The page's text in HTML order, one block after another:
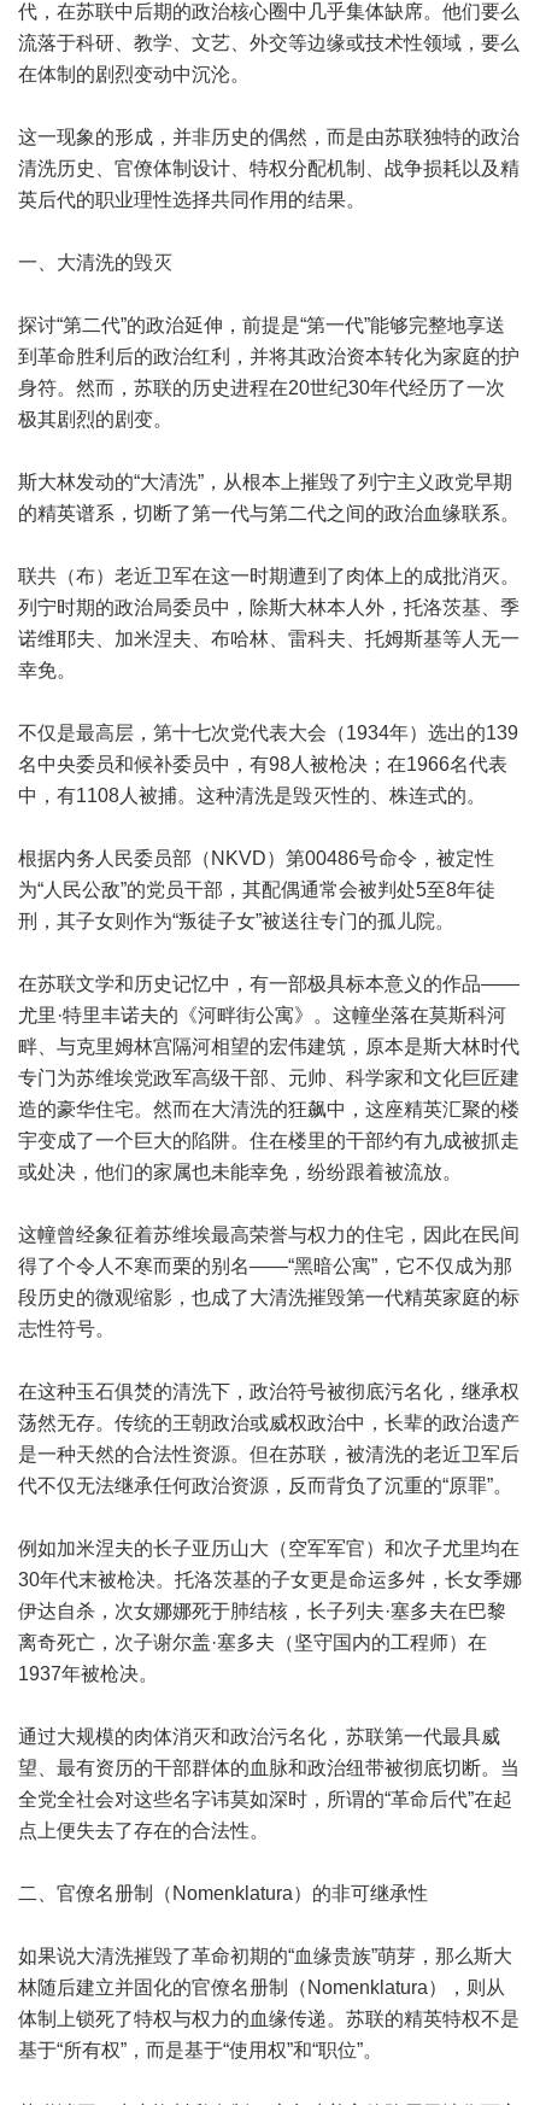
代，在苏联中后期的政治核心圈中几乎集体缺席。他们要么
流落于科研、教学、文艺、外交等边缘或技术性领域，要么
在体制的剧烈变动中沉沦。
这一现象的形成，并非历史的偶然，而是由苏联独特的政治
清洗历史、官僚体制设计、特权分配机制、战争损耗以及精
英后代的职业理性选择共同作用的结果。
一、大清洗的毁灭
探讨“第二代”的政治延伸，前提是“第一代”能够完整地享送
到革命胜利后的政治红利，并将其政治资本转化为家庭的护
身符。然而，苏联的历史进程在20世纪30年代经历了一次
极其剧烈的剧变。
斯大林发动的“大清洗”，从根本上摧毁了列宁主义政党早期
的精英谱系，切断了第一代与第二代之间的政治血缘联系。
联共（布）老近卫军在这一时期遭到了肉体上的成批消灭。
列宁时期的政治局委员中，除斯大林本人外，托洛茨基、季
诺维耶夫、加米涅夫、布哈林、雷科夫、托姆斯基等人无一
幸免。
不仅是最高层，第十七次党代表大会（1934年）选出的139
名中央委员和候补委员中，有98人被枪决；在1966名代表
中，有1108人被捕。这种清洗是毁灭性的、株连式的。
根据内务人民委员部（NKVD）第00486号命令，被定性
为“人民公敌”的党员干部，其配偶通常会被判处5至8年徒
刑，其子女则作为“叛徒子女”被送往专门的孤儿院。
在苏联文学和历史记忆中，有一部极具标本意义的作品——
尤里·特里丰诺夫的《河畔街公寓》。这幢坐落在莫斯科河
畔、与克里姆林宫隔河相望的宏伟建筑，原本是斯大林时代
专门为苏维埃党政军高级干部、元帅、科学家和文化巨匠建
造的豪华住宅。然而在大清洗的狂飙中，这座精英汇聚的楼
宇变成了一个巨大的陷阱。住在楼里的干部约有九成被抓走
或处决，他们的家属也未能幸免，纷纷跟着被流放。
这幢曾经象征着苏维埃最高荣誉与权力的住宅，因此在民间
得了个令人不寒而栗的别名——“黑暗公寓”，它不仅成为那
段历史的微观缩影，也成了大清洗摧毁第一代精英家庭的标
志性符号。
在这种玉石俱焚的清洗下，政治符号被彻底污名化，继承权
荡然无存。传统的王朝政治或威权政治中，长辈的政治遗产
是一种天然的合法性资源。但在苏联，被清洗的老近卫军后
代不仅无法继承任何政治资源，反而背负了沉重的“原罪”。
例如加米涅夫的长子亚历山大（空军军官）和次子尤里均在
30年代末被枪决。托洛茨基的子女更是命运多舛，长女季娜
伊达自杀，次女娜娜死于肺结核，长子列夫·塞多夫在巴黎
离奇死亡，次子谢尔盖·塞多夫（坚守国内的工程师）在
1937年被枪决。
通过大规模的肉体消灭和政治污名化，苏联第一代最具威
望、最有资历的干部群体的血脉和政治纽带被彻底切断。当
全党全社会对这些名字讳莫如深时，所谓的“革命后代”在起
点上便失去了存在的合法性。
二、官僚名册制（Nomenklatura）的非可继承性
如果说大清洗摧毁了革命初期的“血缘贵族”萌芽，那么斯大
林随后建立并固化的官僚名册制（Nomenklatura），则从
体制上锁死了特权与权力的血缘传递。苏联的精英特权不是
基于“所有权”，而是基于“使用权”和“职位”。